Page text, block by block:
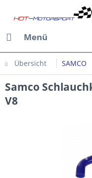
Menü
Übersicht SAMCO
Samco
V8